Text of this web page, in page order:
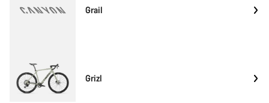
Grail
Grizl